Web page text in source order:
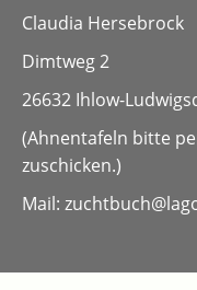
Claudia Hersebrock
Dimtweg 2
26632 Ihlow-
(Ahnentafeln bitte
zuschicken.)
Mail: zuchtbuch